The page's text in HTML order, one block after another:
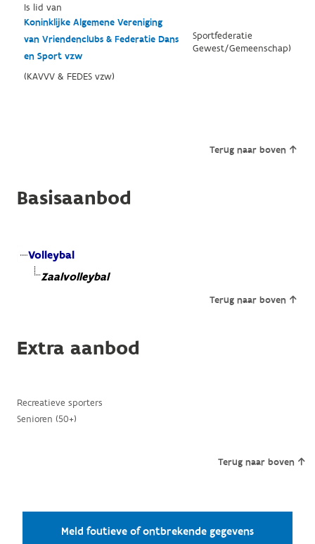
Is lid van
Koninklijke Algemene Vereniging
van Vriendenclubs & Federatie Dans
en Sport vzw
(KAVVV & FEDES vzw)
Sportfederatie
Gewest/Gemeenschap)
Terug naar boven
Basisaanbod
Volleybal
Zaalvolleybal
Terug naar boven
Extra aanbod
Recreatieve sporters
Senioren (50+)
Terug naar boven
Meld foutieve of ontbrekende gegevens